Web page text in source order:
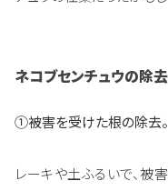
ネコブセンチュウの除去
①被害を受けた根の除去。
レーキや土ふるいで、被